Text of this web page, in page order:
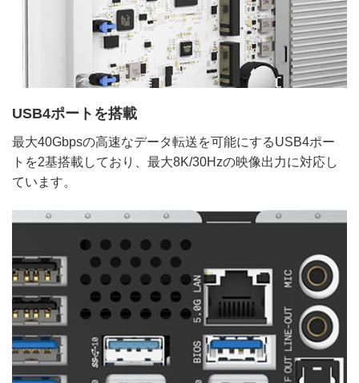
USB4ポートを搭載
最大40Gbpsの高速なデータ転送を可能にするUSB4ポー
トを2基搭載しており、最大8K/30Hzの映像出力に対応し
ています。